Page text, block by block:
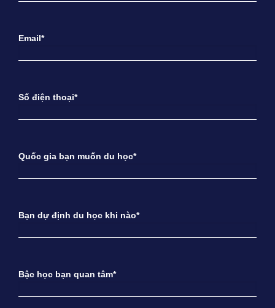
Email*
Số điện thoại*
Quốc gia bạn muốn du học*
Bạn dự định du học khi nào*
Bậc học bạn quan tâm*